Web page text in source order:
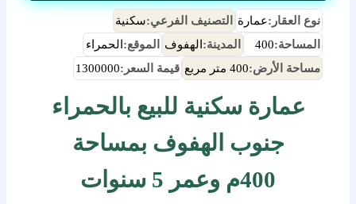
نوع العقار:عمارة التصنيف الفرعي:سكنية
المساحة:400 المدينة: الهفوف الموقع: الحمراء
مساحة الأرض:400 متر مربع قيمة السعر:1300000
عمارة سكنية للبيع بالحمراء
جنوب الهفوف بمساحة
400م وعمر 5 سنوات